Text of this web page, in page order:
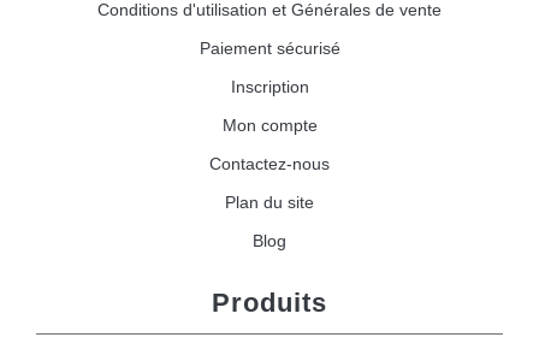
Conditions d'utilisation et Générales de vente
Paiement sécurisé
Inscription
Mon compte
Contactez-nous
Plan du site
Blog
Produits